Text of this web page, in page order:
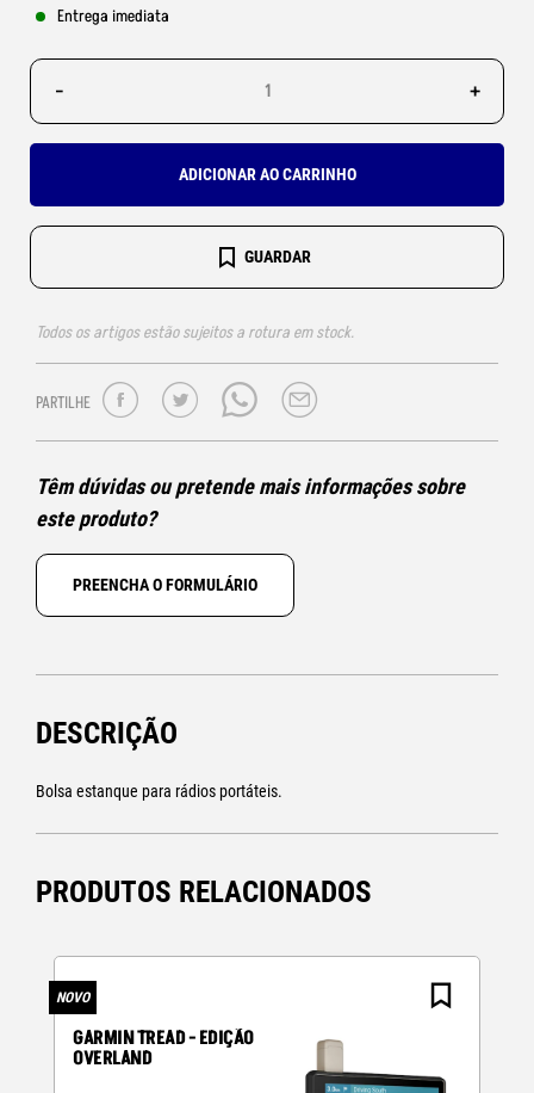
Entrega imediata
- +
ADICIONAR AO CARRINHO
GUARDAR
Todos os artigos estão sujeitos a rotura em stock.
PARTILHE
Têm dúvidas ou pretende mais informações sobre
este produto?
PREENCHA O FORMULÁRIO
DESCRIÇÃO
Bolsa estanque para rádios portáteis.
PRODUTOS RELACIONADOS
NOVO
GARMIN TREAD - EDIÇÃO
OVERLAND